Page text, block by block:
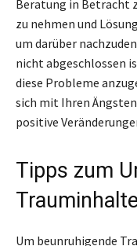
Beratung in Betracht
zu nehmen und
um darüber
nicht abgeschlossen
diese Probleme
sich mit Ihren
positive
Tipps zum
Um beunruhigende